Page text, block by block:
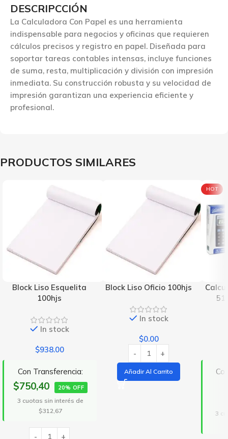
DESCRIPCCIÓN
La Calculadora Con Papel es una herramienta
indispensable para negocios y oficinas que requieren
cálculos precisos y registro en papel. Diseñada para
soportar tareas contables intensas, incluye funciones
de suma, resta, multiplicación y división con impresión
inmediata. Su construcción robusta y su velocidad de
impresión garantizan una experiencia eficiente y
profesional.
PRODUCTOS SIMILARES
Block Liso Esquelita
100hjs
In stock
$938.00
Con Transferencia:
$750,40 20% OFF
3 cuotas sin interés de
$312,67
Block Liso Oficio 100hjs
In stock
$0.00
Añadir Al Carrito
HOT
3